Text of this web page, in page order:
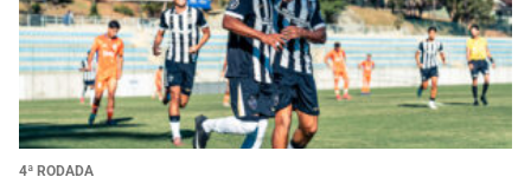
4ª RODADA